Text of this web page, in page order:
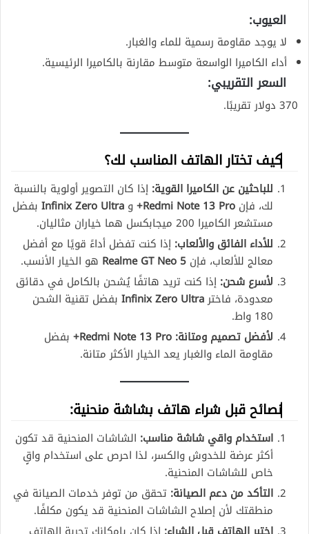
العيوب:
لا يوجد مقاومة رسمية للماء والغبار.
أداء الكاميرا الواسعة متوسط مقارنة بالكاميرا الرئيسية.
السعر التقريبي:
370 دولار تقريبًا.
كيف تختار الهاتف المناسب لك؟
للباحثين عن الكاميرا القوية: إذا كان التصوير أولوية بالنسبة
لك، فإنRedmi Note 13 Pro+ وInfinix Zero Ultra بفضل
مستشعر الكاميرا 200 ميجابكسل هما خياران مثاليان.
للأداء الفائق والألعاب: إذا كنت تفضل أداءً قويًا مع أفضل
معالج للألعاب، فإنRealme GT Neo 5 هو الخيار الأنسب.
لأسرع شحن: إذا كنت تريد هاتفًا يُشحن بالكامل في دقائق
معدودة، فاخترInfinix Zero Ultra بفضل تقنية الشحن
180 واط.
لأفضل تصميم ومتانة: Redmi Note 13 Pro+ بفضل
مقاومة الماء والغبار يعد الخيار الأكثر متانة.
نصائح قبل شراء هاتف بشاشة منحنية:
استخدام واقي شاشة مناسب: الشاشات المنحنية قد تكون
أكثر عرضة للخدوش والكسر، لذا احرص على استخدام واقٍ
خاص للشاشات المنحنية.
التأكد من دعم الصيانة: تحقق من توفر خدمات الصيانة في
منطقتك لأن إصلاح الشاشات المنحنية قد يكون مكلفًا.